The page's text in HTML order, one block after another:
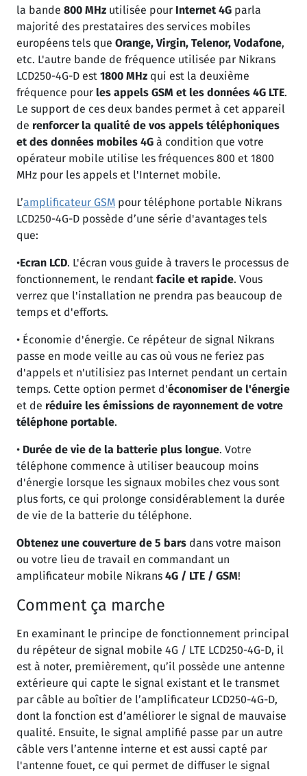
la bande 800 MHz utilisée pour Internet 4G parla
majorité des prestataires des services mobiles
européens tels que Orange, Virgin, Telenor, Vodafone,
etc. L'autre bande de fréquence utilisée par Nikrans
LCD250-4G-D est 1800 MHz qui est la deuxième
fréquence pour les appels GSM et les données 4G LTE.
Le support de ces deux bandes permet à cet appareil
de renforcer la qualité de vos appels téléphoniques
et des données mobiles 4G à condition que votre
opérateur mobile utilise les fréquences 800 et 1800
MHz pour les appels et l'Internet mobile.
L’amplificateur GSM pour téléphone portable Nikrans
LCD250-4G-D possède d’une série d'avantages tels
que:
•Ecran LCD. L'écran vous guide à travers le processus de
fonctionnement, le rendant facile et rapide. Vous
verrez que l'installation ne prendra pas beaucoup de
temps et d'efforts.
• Économie d'énergie. Ce répéteur de signal Nikrans
passe en mode veille au cas où vous ne feriez pas
d'appels et n'utilisiez pas Internet pendant un certain
temps. Cette option permet d'économiser de l'énergie
et de réduire les émissions de rayonnement de votre
téléphone portable.
• Durée de vie de la batterie plus longue. Votre
téléphone commence à utiliser beaucoup moins
d'énergie lorsque les signaux mobiles chez vous sont
plus forts, ce qui prolonge considérablement la durée
de vie de la batterie du téléphone.
Obtenez une couverture de 5 bars dans votre maison
ou votre lieu de travail en commandant un
amplificateur mobile Nikrans 4G / LTE / GSM!
Comment ça marche
En examinant le principe de fonctionnement principal
du répéteur de signal mobile 4G / LTE LCD250-4G-D, il
est à noter, premièrement, qu’il possède une antenne
extérieure qui capte le signal existant et le transmet
par câble au boîtier de l’amplificateur LCD250-4G-D,
dont la fonction est d’améliorer le signal de mauvaise
qualité. Ensuite, le signal amplifié passe par un autre
câble vers l’antenne interne et est aussi capté par
l'antenne fouet, ce qui permet de diffuser le signal